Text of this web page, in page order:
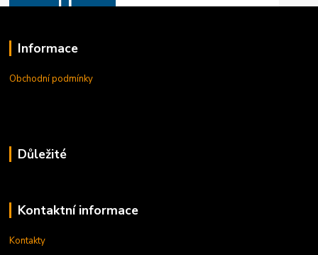
Informace
Obchodní podmínky
Důležité
Kontaktní informace
Kontakty